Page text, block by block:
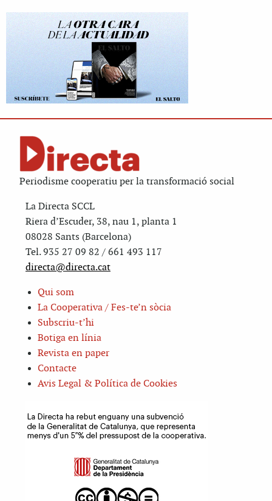
Periodisme cooperatiu per la transformació social
La Directa SCCL
Riera d’Escuder, 38, nau 1, planta 1
08028 Sants (Barcelona)
Tel. 935 27 09 82 / 661 493 117
directa@directa.cat
Qui som
La Cooperativa / Fes-te’n sòcia
Subscriu-t’hi
Botiga en línia
Revista en paper
Contacte
Avis Legal & Política de Cookies